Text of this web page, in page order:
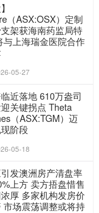
（ASX:OSX）定制
架获海南药监局特
与上海瑞金医院合作
05-27
近落地 610万盎司
关键拐点 Theta
（ASX:TGM）迈
阶段
05-18
发澳洲房产清盘率
上方 卖方捂盘惜售
厚 多家机构发房价
市场震荡调整或将持